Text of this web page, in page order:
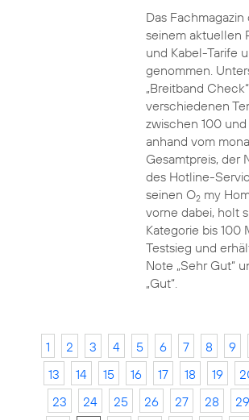
Das
seinem aktuellen
und Kabel-Tarife
genommen.
„Breitband
verschiedenen
zwischen 100
anhand vom
Gesamtpreis, der
des Hotline-
seinen O2my
vorne dabei, holt
Kategorie bis 100
Testsieg und
Note „Sehr Gut“
„Gut“.
1 2 3 4 5 6 7 8 9
13
14 15 16 17 18 19
23
24 25 26 27 28 29